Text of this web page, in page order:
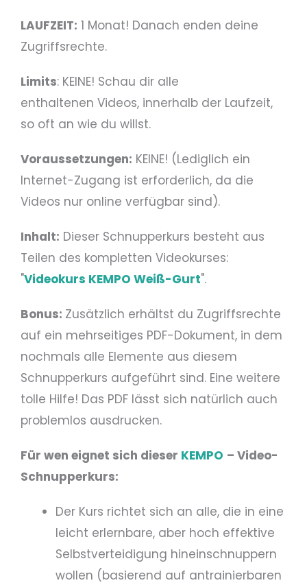
LAUFZEIT: 1 Monat! Danach enden deine
Zugriffsrechte.
Limits: KEINE! Schau dir alle
enthaltenen Videos, innerhalb der Laufzeit,
so oft an wie du willst.
Voraussetzungen: KEINE! (Lediglich ein
Internet-Zugang ist erforderlich, da die
Videos nur online verfügbar sind).
Inhalt: Dieser Schnupperkurs besteht aus
Teilen des kompletten Videokurses:
"Videokurs KEMPO Weiß-Gurt".
Bonus: Zusätzlich erhältst du Zugriffsrechte
auf ein mehrseitiges PDF-Dokument, in dem
nochmals alle Elemente aus diesem
Schnupperkurs aufgeführt sind. Eine weitere
tolle Hilfe! Das PDF lässt sich natürlich auch
problemlos ausdrucken.
Für wen eignet sich dieser KEMPO – Video-
Schnupperkurs:
Der Kurs richtet sich an alle, die in eine
leicht erlernbare, aber hoch effektive
Selbstverteidigung hineinschnuppern
wollen (basierend auf antrainierbaren